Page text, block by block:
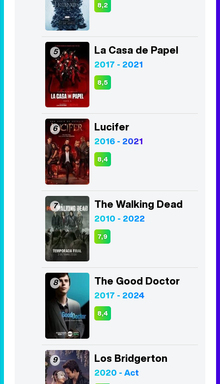
8,2
5 La Casa de Papel
2017 - 2021
8,5
6 Lucifer
2016 - 2021
8,4
7 The Walking Dead
2010 - 2022
7,9
8 The Good Doctor
2017 - 2024
8,4
9 Los Bridgerton
2020 - Act